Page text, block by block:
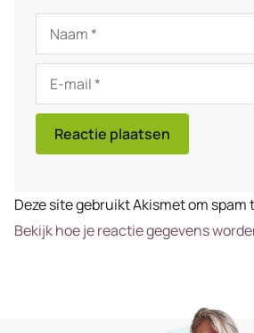
Naam
mail
Deze site gebruikt Akismet om spam
Bekijk hoe je reactie gegevens